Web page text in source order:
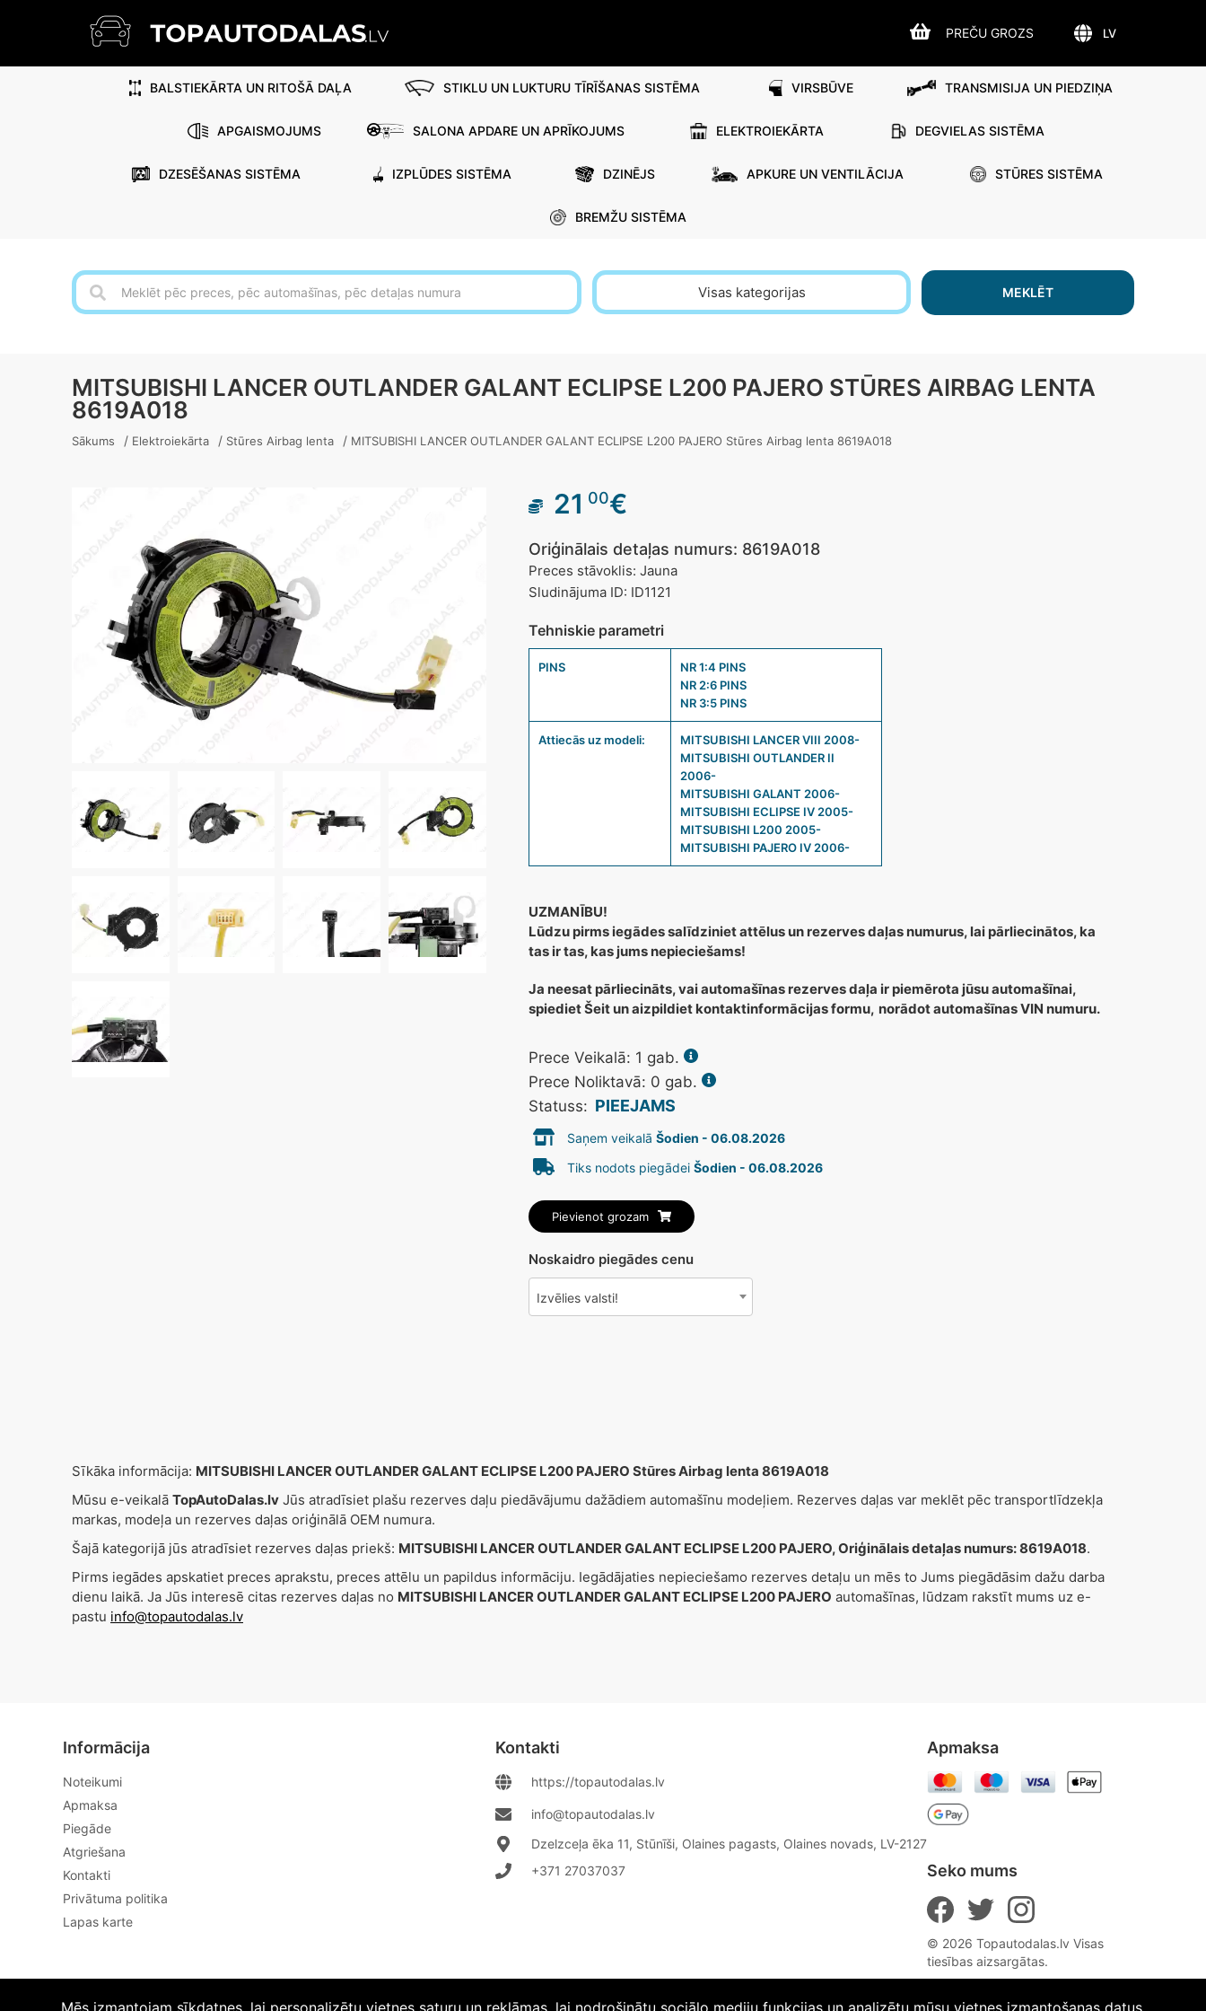
BALSTIEKĀRTA UN RITOŠĀ DAĻA STIKLU UN LUKTURU TĪRĪŠANAS SISTĒMA VIRSBŪVE TRANSMISIJA UN PIEDZIŅA
APGAISMOJUMS SALONA APDARE UN APRĪKOJUMS ELEKTROIEKĀRTA DEGVIELAS SISTĒMA
DZESĒŠANAS SISTĒMA IZPLŪDES SISTĒMA DZINĒJS APKURE UN VENTILĀCIJA STŪRES SISTĒMA
BREMŽU SISTĒMA
Visas kategorijas MEKLĒT
MITSUBISHI LANCER OUTLANDER GALANT ECLIPSE L200 PAJERO STŪRES AIRBAG LENTA
8619A018
Sākums / Elektroiekārta / Stūres Airbag lenta / MITSUBISHI LANCER OUTLANDER GALANT ECLIPSE L200 PAJERO Stūres Airbag lenta 8619A018
21 00€
Oriģinālais detaļas numurs: 8619A018
Preces stāvoklis: Jauna
Sludinājuma ID: ID1121
Tehniskie parametri
PINS
NR 1:4 PINS
NR 2:6 PINS
NR 3:5 PINS
Attiecās uz modeli:
MITSUBISHI LANCER VIII 2008-
MITSUBISHI OUTLANDER II
2006-
MITSUBISHI GALANT 2006-
MITSUBISHI ECLIPSE IV 2005-
MITSUBISHI L200 2005-
MITSUBISHI PAJERO IV 2006-
UZMANĪBU!
Lūdzu pirms iegādes salīdziniet attēlus un rezerves daļas numurus, lai pārliecinātos, ka
tas ir tas, kas jums nepieciešams!
Ja neesat pārliecināts, vai automašīnas rezerves daļa ir piemērota jūsu automašīnai,
spiediet Šeit un aizpildiet kontaktinformācijas formu, norādot automašīnas VIN numuru.
Prece Veikalā: 1 gab.
Prece Noliktavā: 0 gab.
Statuss: PIEEJAMS
Saņem veikalāŠodien - 06.08.2026
Tiks nodots piegādeiŠodien - 06.08.2026
Pievienot grozam
Noskaidro piegādes cenu
Izvēlies valsti!
Sīkāka informācija: MITSUBISHI LANCER OUTLANDER GALANT ECLIPSE L200 PAJERO Stūres Airbag lenta 8619A018
Mūsu e-veikalā TopAutoDalas.lv Jūs atradīsiet plašu rezerves daļu piedāvājumu dažādiem automašīnu modeļiem. Rezerves daļas var meklēt pēc transportlīdzekļa
markas, modeļa un rezerves daļas oriģinālā OEM numura.
Šajā kategorijā jūs atradīsiet rezerves daļas priekš: MITSUBISHI LANCER OUTLANDER GALANT ECLIPSE L200 PAJERO, Oriģinālais detaļas numurs: 8619A018.
Pirms iegādes apskatiet preces aprakstu, preces attēlu un papildus informāciju. Iegādājaties nepieciešamo rezerves detaļu un mēs to Jums piegādāsim dažu darba
dienu laikā. Ja Jūs interesē citas rezerves daļas no MITSUBISHI LANCER OUTLANDER GALANT ECLIPSE L200 PAJERO automašīnas, lūdzam rakstīt mums uz e-
pastu info@topautodalas.lv
Informācija
Noteikumi
Apmaksa
Piegāde
Atgriešana
Kontakti
Privātuma politika
Lapas karte
Kontakti
https://topautodalas.lv
info@topautodalas.lv
Dzelzceļa ēka 11, Stūnīši, Olaines pagasts, Olaines novads, LV-2127
+371 27037037‬
Apmaksa
Seko mums
© 2026 Topautodalas.lv Visas
tiesības aizsargātas.
LV
PREČU GROZS
Mēs izmantojam sīkdatnes, lai personalizētu vietnes saturu un reklāmas, lai nodrošinātu sociālo mediju funkcijas un analizētu mūsu vietnes izmantošanas datus.